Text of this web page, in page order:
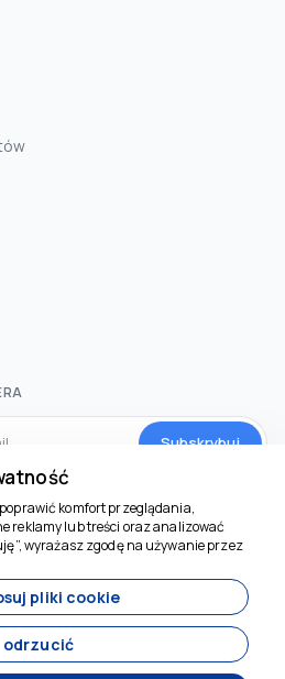
Subskrybuj
komfort przeglądania,
reklamy lub treści oraz analizować
wyrażasz zgodę na używanie przez
pliki cookie
odrzucić
Jesteśmy tu, by
pomóc